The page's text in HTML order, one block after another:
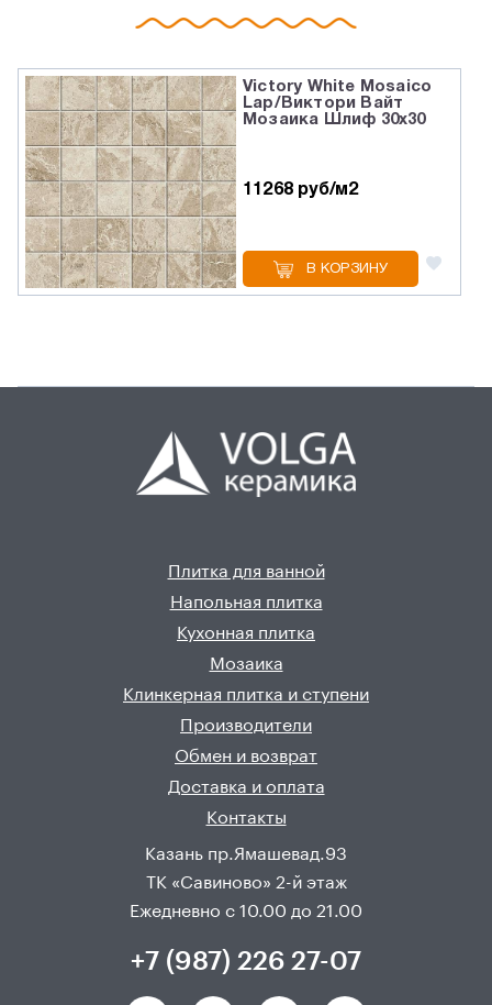
Victory White Mosaico
Lap/Виктори Вайт
Мозаика Шлиф 30x30
11268 руб/м2
В КОРЗИНУ
Плитка для ванной
Напольная плитка
Кухонная плитка
Мозаика
Клинкерная плитка и ступени
Производители
Обмен и возврат
Доставка и оплата
Контакты
Казань пр.Ямашевад.93
ТК «Савиново» 2-й этаж
Ежедневно с 10.00 до 21.00
+7 (987) 226 27-07